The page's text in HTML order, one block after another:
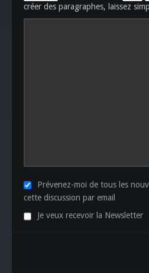
créer des paragraphes, laissez
Prévenez-moi de tous les
cette discussion par email
Je veux recevoir la Newsletter